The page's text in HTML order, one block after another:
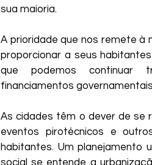
sua maioria.
A prioridade que nos remete à
proporcionar a seus
que podemos continuar
financiamentos
As cidades têm o dever de se
eventos pirotécnicos e
habitantes. Um planejamento
social se entende a